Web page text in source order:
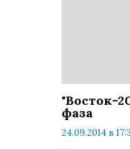
"Восток-
фаза
24.09.2014 в